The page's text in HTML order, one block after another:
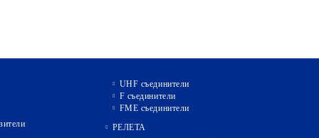
UHF съединители
F съединители
FME съединители
РЕЛЕТА